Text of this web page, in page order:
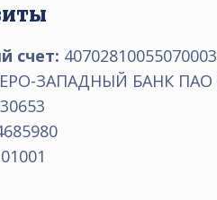
счет:
ЗАПАДНЫЙ БАНК ПАО